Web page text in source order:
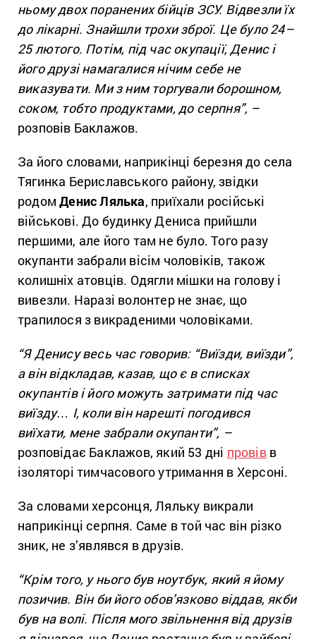
ньому двох поранених бійців ЗСУ. Відвезли їх
до лікарні. Знайшли трохи зброї. Це було 24–
25 лютого. Потім, під час окупації, Денис і
його друзі намагалися нічим себе не
виказувати. Ми з ним торгували борошном,
соком, тобто продуктами, до серпня”, –
розповів Баклажов.
За його словами, наприкінці березня до села
Тягинка Бериславського району, звідки
родомДенис Лялька, приїхали російські
військові. До будинку Дениса прийшли
першими, але його там не було. Того разу
окупанти забрали вісім чоловіків, також
колишніх атовців. Одягли мішки на голову і
вивезли. Наразі волонтер не знає, що
трапилося з викраденими чоловіками.
“Я Денису весь час говорив: “Виїзди, виїзди”,
а він відкладав, казав, що є в списках
окупантів і його можуть затримати під час
виїзду… І, коли він нарешті погодився
виїхати, мене забрали окупанти”, –
розповідає Баклажов, який 53 дні провівв
ізоляторі тимчасового утримання в Херсоні.
За словами херсонця, Ляльку викрали
наприкінці серпня. Саме в той час він різко
зник, не з’являвся в друзів.
“Крім того, у нього був ноутбук, який я йому
позичив. Він би його обов’язково віддав, якби
був на волі. Після мого звільнення від друзів